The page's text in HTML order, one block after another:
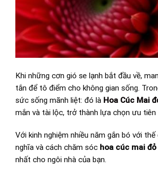
Khi những cơn gió se lạnh bắt đầu về,
tắn để tô điểm cho không gian sống.
sức sống mãnh liệt: đó là Hoa Cúc Mai
mắn và tài lộc, trở thành lựa chọn ưu
Với kinh nghiệm nhiều năm gắn bó với
nghĩa và cách chăm sóc hoa cúc mai đỏ
nhất cho ngôi nhà của bạn.